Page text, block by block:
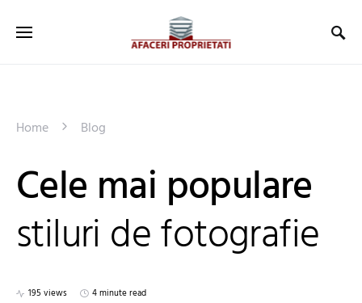
Home Blog
Cele mai populare
stiluri de fotografie
195 views 4 minute read